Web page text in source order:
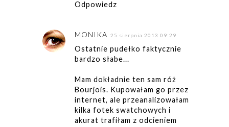
Odpowiedz
MONIKA 25 sierpnia 2013 09:29
Ostatnie pudełko faktycznie
bardzo słabe...
Mam dokładnie ten sam róż
Bourjois. Kupowałam go przez
internet, ale przeanalizowałam
kilka fotek swatchowych i
akurat trafiłam z odcieniem